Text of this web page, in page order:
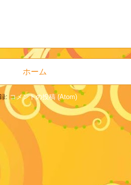
ホーム
: コメントの投稿 (Atom)